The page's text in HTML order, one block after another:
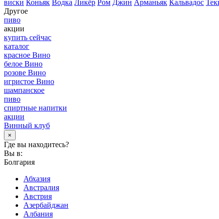
виски Коньяк Водка Ликёр Ром Джин Арманьяк Кальвадос
Другое
пиво
акции
купить сейчас
каталог
красное Вино
белое Вино
розове Вино
игристое Вино
шампанское
пиво
спиртные напитки
акции
Винный клуб
×
Где вы находитесь?
Вы в:
Болгария
Абхазия
Австралия
Австрия
Азербайджан
Албания